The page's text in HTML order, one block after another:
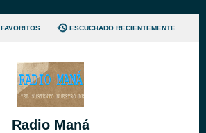
FAVORITOS ESCUCHADO RECIENTEMENTE
Radio Maná